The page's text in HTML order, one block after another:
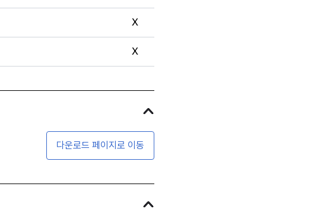
X
X
다운로드 페이지로 이동